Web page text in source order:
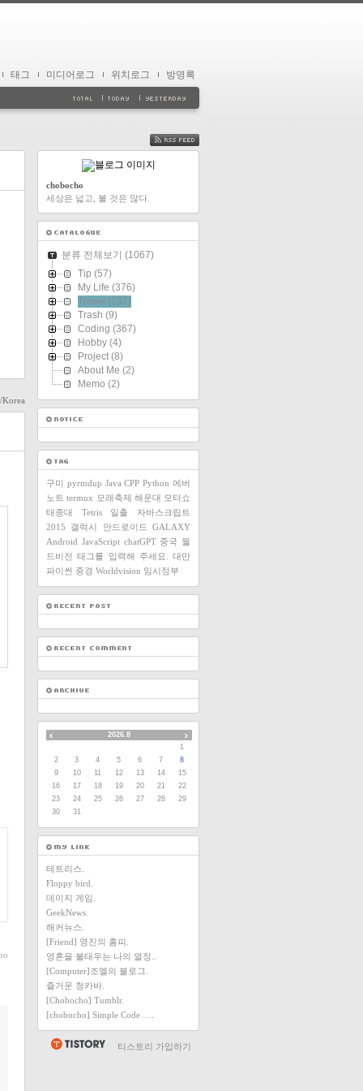
태그 미디어로그 위치로그 방명록
FEED
chobocho
세상은 넓고, 볼 것은 많다.
분류 전체보기 (1067)
Tip (57)
My Life (376)
Travel (237)
Trash (9)
Coding (367)
Hobby (4)
Project (8)
About Me (2)
Memo (2)
구미 pyrmdup Java CPP Python 에버
노트 termux 모래축제 해운대 모터쇼
태종대
Tetris 일출
자바스크립트
2015
갤럭시 안드로이드
GALAXY
Android JavaScript chatGPT 중국 월
드비전 태그를 입력해 주세요.
대만
파이썬 중경 Worldvision 임시정부
2026.8
1
2
3 4 5 6 7
8
9
10 11 12 13 14
15
16
17 18 19 20 21
22
23
24 25 26 27 28
29
30
31
테트리스.
Floppy bird.
데이지 게임.
GeekNews.
해커뉴스.
[Friend] 영진의 홈피.
영혼을 불태우는 나의 열정..
[Computer]조엘의 블로그.
즐거운 청카바.
[Chobocho] Tumblr.
[chobocho] Simple Code ….
티스토리 가입하기